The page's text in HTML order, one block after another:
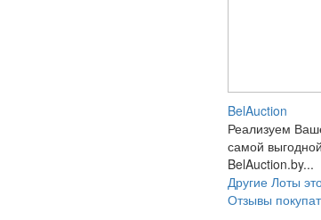
BelAuction
Реализуем
самой
BelAuction.by...
Другие Лоты
Отзывы